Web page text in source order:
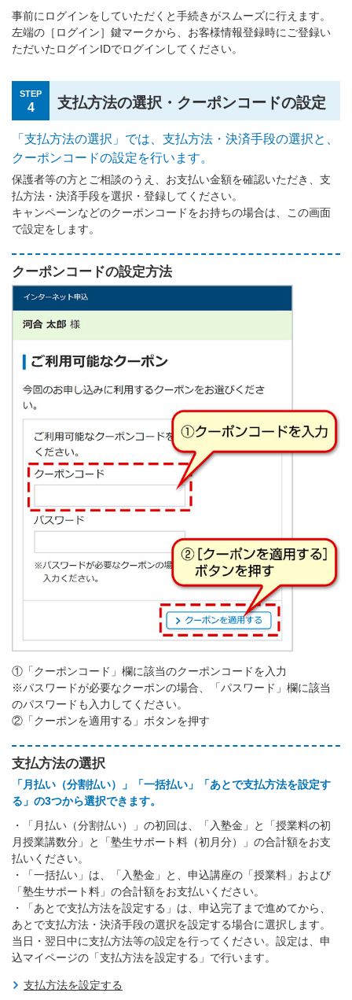
事前にログインをしていただくと手続きがスムーズに行えます。
左端の［ログイン］鍵マークから、お客様情報登録時にご登録い
ただいたログインIDでログインしてください。
STEP
4 支払方法の選択・クーポンコードの設定
「支払方法の選択」では、支払方法・決済手段の選択と、
クーポンコードの設定を行います。
保護者等の方とご相談のうえ、お支払い金額を確認いただき、支
払方法・決済手段を選択・登録してください。
キャンペーンなどのクーポンコードをお持ちの場合は、この画面
で設定をします。
クーポンコードの設定方法
①「クーポンコード」欄に該当のクーポンコードを入力
※パスワードが必要なクーポンの場合、「パスワード」欄に該当
のパスワードも入力してください。
②「クーポンを適用する」ボタンを押す
支払方法の選択
「月払い（分割払い）」「一括払い」「あとで支払方法を設定す
る」の3つから選択できます。
・「月払い（分割払い）」の初回は、「入塾金」と「授業料の初
月授業講数分」と「塾生サポート料（初月分）」の合計額をお支
払いください。
・「一括払い」は、「入塾金」と、申込講座の「授業料」および
「塾生サポート料」の合計額をお支払いください。
・「あとで支払方法を設定する」は、申込完了まで進めてから、
あとで支払方法・決済手段の選択を設定する場合に選択します。
当日・翌日中に支払方法等の設定を行ってください。設定は、申
込マイページの「支払方法を設定する」で行います。
支払方法を設定する